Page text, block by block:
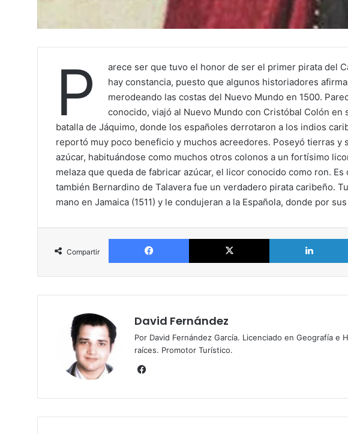
P
arece ser que tuvo el honor de ser el primer pirata del
hay constancia, puesto que algunos historiadores
merodeando las costas del Nuevo Mundo en 1500.
conocido, viajó al Nuevo Mundo con Cristóbal Colón en
batalla de Jáquimo, donde los españoles derrotaron a los indios
reportó muy poco beneficio y muchos acreedores. Poseyó tierras y
azúcar, habituándose como muchos otros colonos a un fortísimo
melaza que queda de fabricar azúcar, el licor conocido como ron.
también Bernardino de Talavera fue un verdadero pirata caribeño.
mano en Jamaica (1511) y le condujeran a la Española, donde por
Compartir
Facebook X
David Fernández
Por David Fernández García. Licenciado en Geografía e
raíces. Promotor Turístico.
bo